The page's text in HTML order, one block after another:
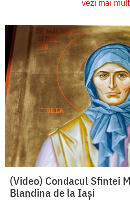
vezi mai
(Video) Condacul Sfintei
Blandina de la Iași